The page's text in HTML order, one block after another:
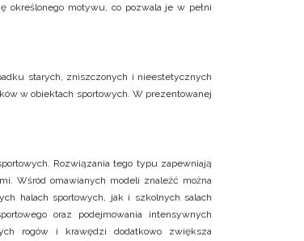
określonego motywu, co pozwala je w pełni
starych, zniszczonych i nieestetycznych
w obiektach sportowych. W prezentowanej
Rozwiązania tego typu zapewniają
Wśród omawianych modeli znaleźć można
halach sportowych, jak i szkolnych salach
oraz podejmowania intensywnych
rogów i krawędzi dodatkowo zwiększa